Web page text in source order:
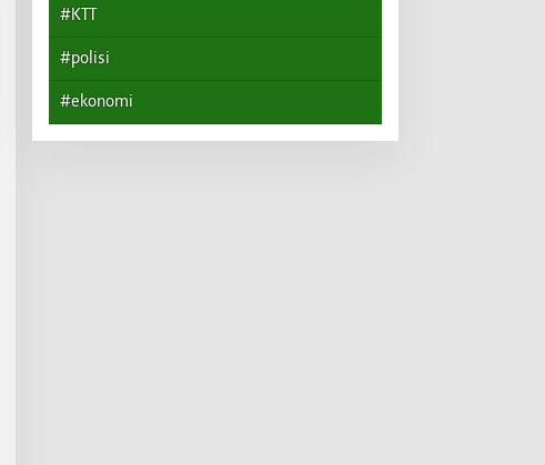
#KTT
#polisi
#ekonomi